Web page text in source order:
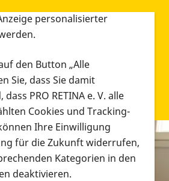
personalisierter
den Button „Alle
Sie, dass Sie damit
PRO RETINA e. V. alle
Cookies und Tracking-
Ihre Einwilligung
für die Zukunft widerrufen,
Kategorien in den
deaktivieren.